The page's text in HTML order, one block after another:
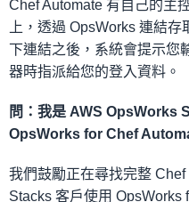
Chef Automate 有自己的主
上，透過 OpsWorks 連結
下連結之後，系統會提示您
器時指派給您的登入資料。
問：我是 AWS OpsWorks
OpsWorks for Chef
我們鼓勵正在尋找完整
Stacks 客戶使用 OpsWorks